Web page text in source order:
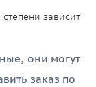
зависит
они могут
заказ по